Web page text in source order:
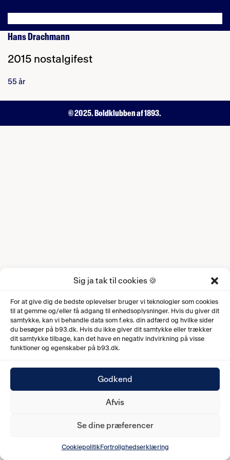
Sig ja tak til cookies 🍪
For at give dig de bedste oplevelser bruger vi teknologier som cookies
til at gemme og/eller få adgang til enhedsoplysninger. Hvis du giver dit
samtykke, kan vi behandle data som f.eks. din adfærd og hvilke sider
du besøger på b93.dk. Hvis du ikke giver dit samtykke eller trækker
dit samtykke tilbage, kan det have en negativ indvirkning på visse
funktioner og egenskaber på b93.dk.
Godkend
Afvis
Se dine præferencer
CookiepolitikFortrolighedserklæring
Hans Drachmann
2015 nostalgifest
55 år
© 2025. Boldklubben af 1893.